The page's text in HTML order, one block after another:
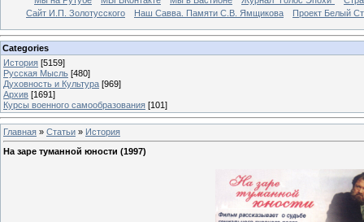
Сайт И.П. Золотусского
Наш Савва. Памяти С.В. Ямщикова Проект Белый
Categories
История [5159]
Русская Мысль [480]
Духовность и Культура [969]
Архив [1691]
Курсы военного самообразования [101]
Главная » Статьи » История
На заре туманной юности (1997)